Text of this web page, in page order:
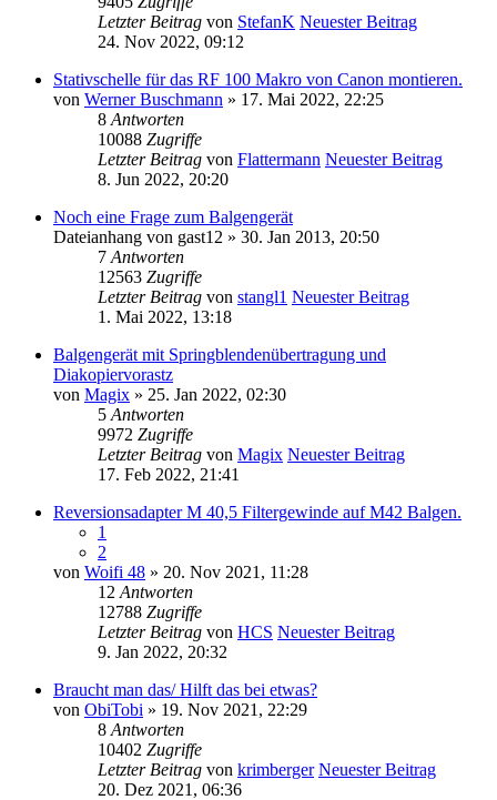
Letzter Beitrag von StefanK Neuester Beitrag
24. Nov 2022, 09:12
Stativschelle für das RF 100 Makro von Canon montieren.
von Werner Buschmann » 17. Mai 2022, 22:25
8 Antworten
10088 Zugriffe
Letzter Beitrag von Flattermann Neuester Beitrag
8. Jun 2022, 20:20
Noch eine Frage zum Balgengerät
Dateianhang von gast12 » 30. Jan 2013, 20:50
7 Antworten
12563 Zugriffe
Letzter Beitrag von stangl1 Neuester Beitrag
1. Mai 2022, 13:18
Balgengerät mit Springblendenübertragung und
Diakopiervorastz
von Magix » 25. Jan 2022, 02:30
5 Antworten
9972 Zugriffe
Letzter Beitrag von Magix Neuester Beitrag
17. Feb 2022, 21:41
Reversionsadapter M 40,5 Filtergewinde auf M42 Balgen.
1
2
von Woifi 48 » 20. Nov 2021, 11:28
12 Antworten
12788 Zugriffe
Letzter Beitrag von HCS Neuester Beitrag
9. Jan 2022, 20:32
Braucht man das/ Hilft das bei etwas?
von ObiTobi » 19. Nov 2021, 22:29
8 Antworten
10402 Zugriffe
Letzter Beitrag von krimberger Neuester Beitrag
20. Dez 2021, 06:36